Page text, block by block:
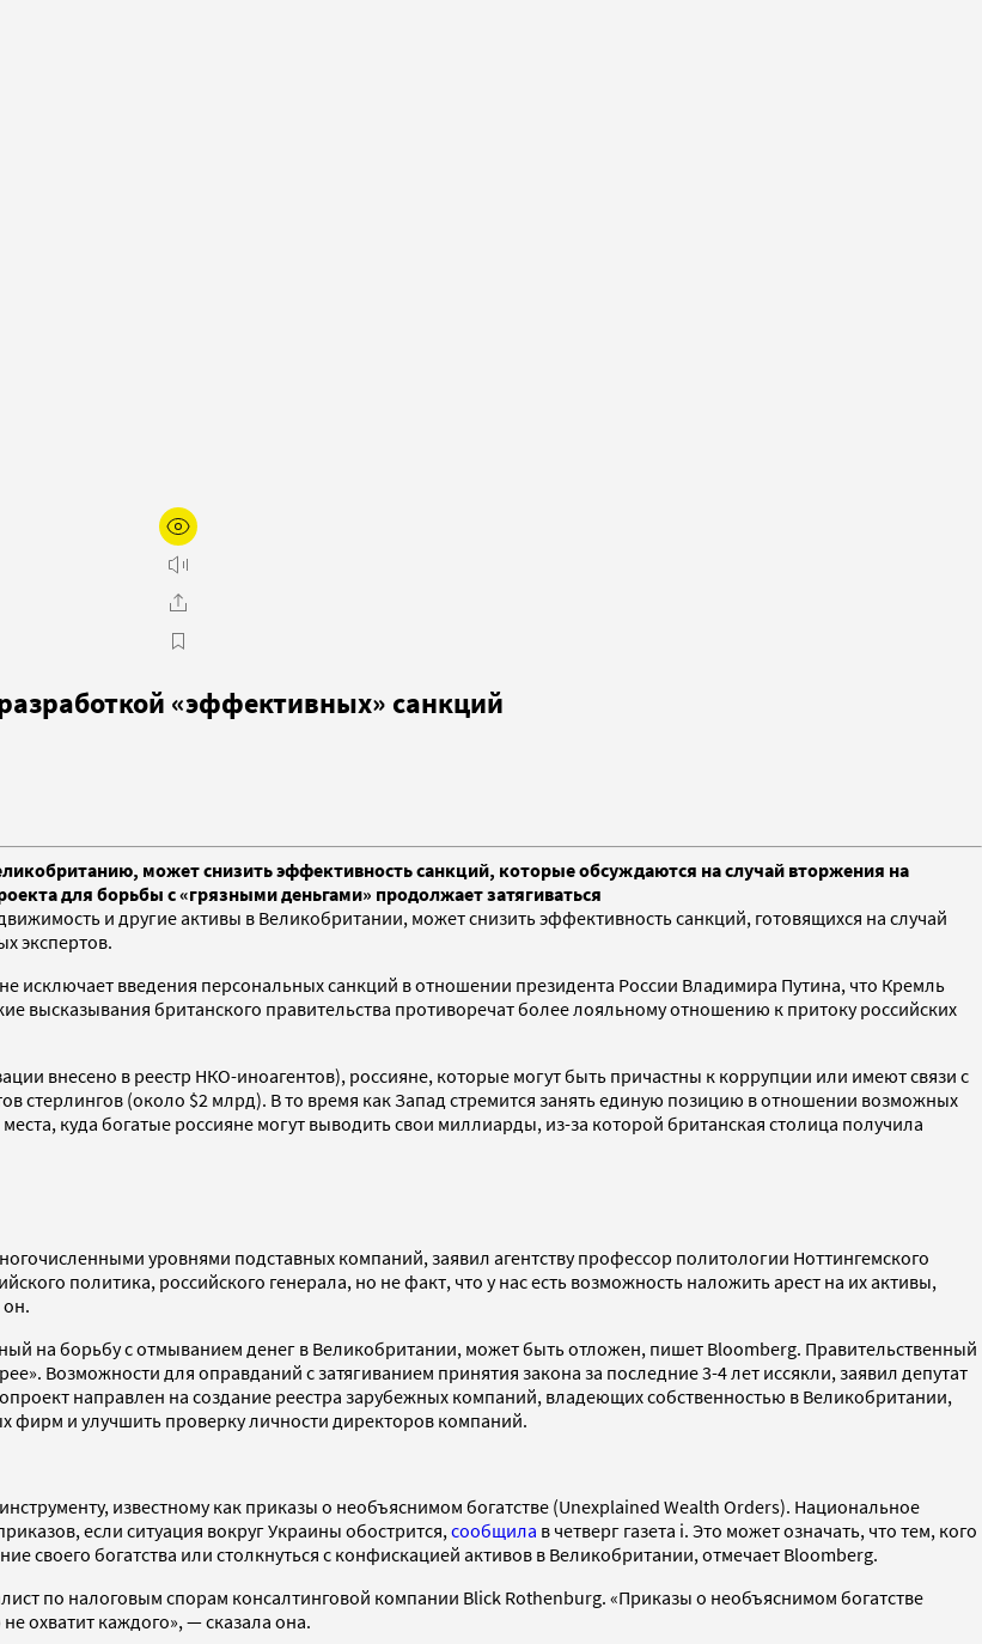
«эффективных» санкций
может снизить эффективность санкций, которые обсуждаются на случай вторжения на
для борьбы с «грязными деньгами» продолжает затягиваться
и другие активы в Великобритании, может снизить эффективность санкций, готовящихся на случай
экспертов.
исключает введения персональных санкций в отношении президента России Владимира Путина, что Кремль
высказывания британского правительства противоречат более лояльному отношению к притоку российских
внесено в реестр НКО-иноагентов), россияне, которые могут быть причастны к коррупции или имеют связи с
стерлингов (около $2 млрд). В то время как Запад стремится занять единую позицию в отношении возможных
куда богатые россияне могут выводить свои миллиарды, из-за которой британская столица получила
уровнями подставных компаний, заявил агентству профессор политологии Ноттингемского
политика, российского генерала, но не факт, что у нас есть возможность наложить арест на их активы,
на борьбу с отмыванием денег в Великобритании, может быть отложен, пишет Bloomberg. Правительственный
Возможности для оправданий с затягиванием принятия закона за последние 3-4 лет иссякли, заявил депутат
направлен на создание реестра зарубежных компаний, владеющих собственностью в Великобритании,
фирм и улучшить проверку личности директоров компаний.
известному как приказы о необъяснимом богатстве (Unexplained Wealth Orders). Национальное
если ситуация вокруг Украины обострится, сообщила в четверг газета i. Это может означать, что тем, кого
своего богатства или столкнуться с конфискацией активов в Великобритании, отмечает Bloomberg.
по налоговым спорам консалтинговой компании Blick Rothenburg. «Приказы о необъяснимом богатстве
охватит каждого», — сказала она.